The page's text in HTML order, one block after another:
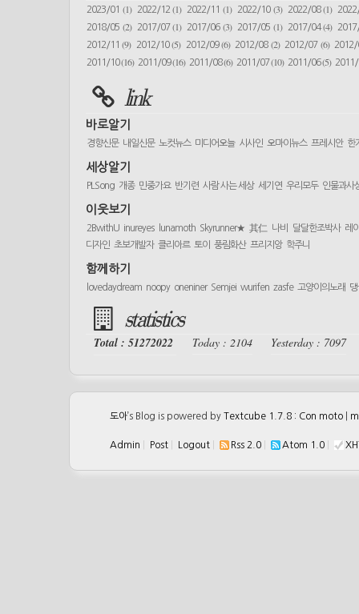
2023/01 (1) 2022/12(1) 2022/11(1) 2022/10 (3) 2022/08(1)
2018/05 (2) 2017/07(1) 2017/06(3) 2017/05 (1) 2017/04(4)
2012/11(9) 2012/10(5) 2012/09(6) 2012/08 (2) 2012/07 (6)
2011/10(16) 2011/09(16) 2011/08(6) 2011/07(10) 2011/06(5)
link
바로알기
경향신문 내일신문 노컷뉴스 미디어오늘 시사인 오마이뉴스 프레시안 한
세상알기
PLSong 개종 민중가요 반기련 사람 사는 세상 세기연 우리모두 인물과사
이웃보기
2BwithU inureyes lunamoth Skyrunner★ 其仁 나비 달달한조박사 레
디자인 초보개발자 클리아르 토이 풍림화산 프리지앙 학주니
함께하기
lovedaydream noopy oneniner Semjei wurifen zasfe 고양이의노래
statistics
Total : 51272022 Today : 2104 Yesterday : 7097
도아’s Blog is powered by Textcube 1.7.8 : Con moto
Admin Post Logout Rss 2.0 Atom 1.0